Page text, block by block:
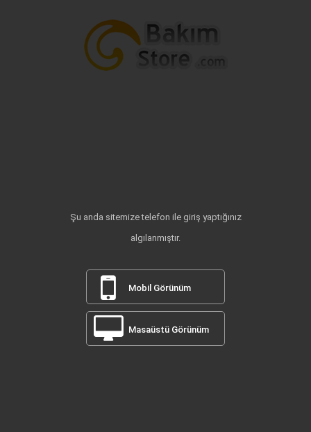
Şu anda sitemize telefon ile giriş yaptığınız
algılanmıştır.
Mobil Görünüm
Masaüstü Görünüm